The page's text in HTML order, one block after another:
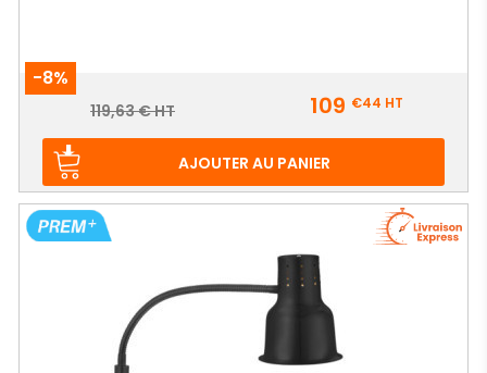
-8%
Prix
Prix
119,63 € HT 109 €44 HT
AJOUTER AU PANIER